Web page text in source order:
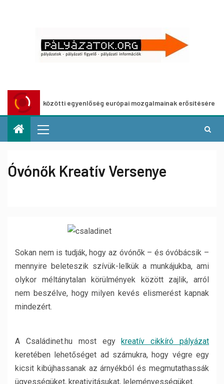
közötti egyenlőség európai mozgalmainak erősítésére
Óvónők Kreatív Versenye
Sokan nem is tudják, hogy az óvónők – és óvóbácsik –
mennyire beleteszik szívük-lelkük a munkájukba, ami
olykor méltánytalan körülmények között zajlik, arról
nem beszélve, hogy milyen kevés elismerést kapnak
mindezért.
A Családinet.hu most egykreatív cikkíró pályázat
keretében lehetőséget ad számukra, hogy végre egy
kicsit kibújhassanak az árnyékból és megmutathassák
ügyességüket, kreativitásukat, leleményességüket.